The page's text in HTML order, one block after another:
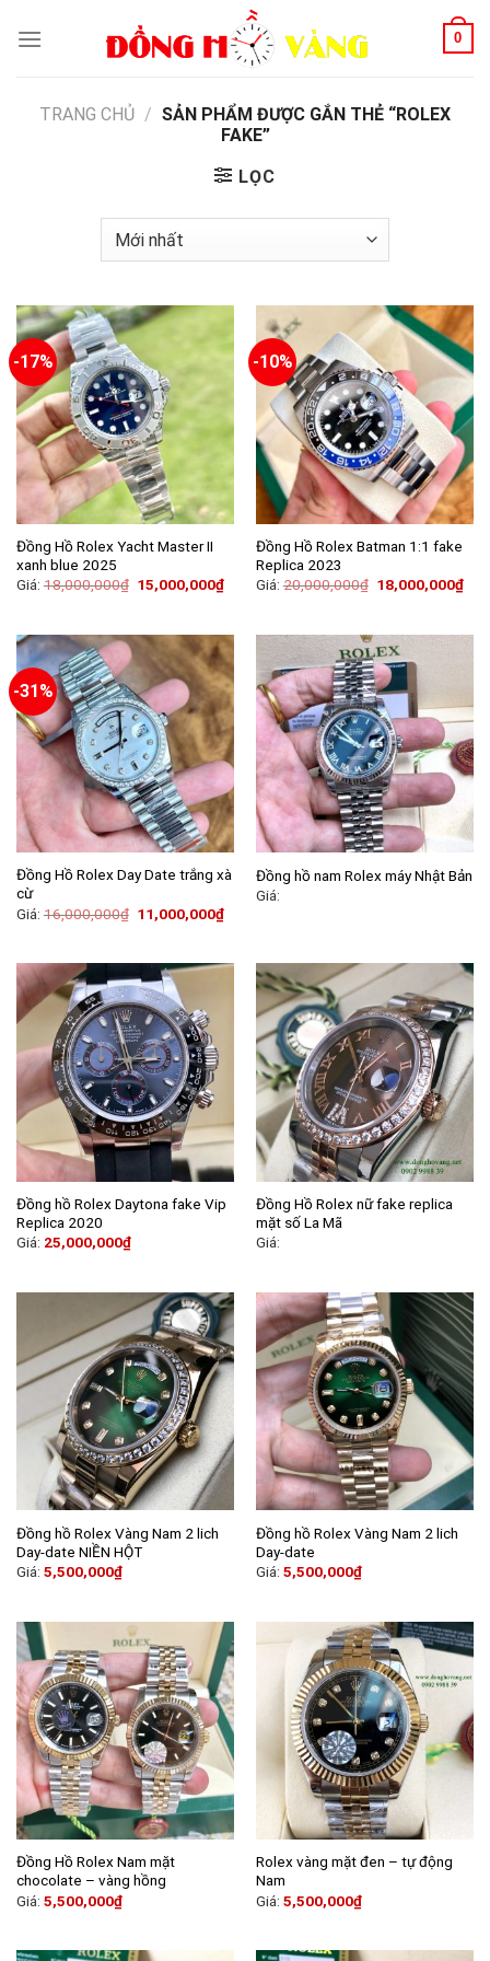
0
TRANG CHỦ / SẢN PHẨM ĐƯỢC GẮN THẺ “ROLEX
FAKE”
LỌC
-17%
Đồng Hồ Rolex Yacht Master II
xanh blue 2025
Giá:18,000,000₫ 15,000,000₫
-10%
Đồng Hồ Rolex Batman 1:1 fake
Replica 2023
Giá:20,000,000₫ 18,000,000₫
-31%
Đồng Hồ Rolex Day Date trắng xà
cừ
Giá:16,000,000₫ 11,000,000₫
Đồng hồ nam Rolex máy Nhật Bản
Giá:
Đồng hồ Rolex Daytona fake Vip
Replica 2020
Giá: 25,000,000₫
Đồng Hồ Rolex nữ fake replica
mặt số La Mã
Giá:
Đồng hồ Rolex Vàng Nam 2 lich
Day-date NIỀN HỘT
Giá: 5,500,000₫
Đồng hồ Rolex Vàng Nam 2 lich
Day-date
Giá: 5,500,000₫
Đồng Hồ Rolex Nam mặt
chocolate – vàng hồng
Giá: 5,500,000₫
Rolex vàng mặt đen – tự động
Nam
Giá: 5,500,000₫